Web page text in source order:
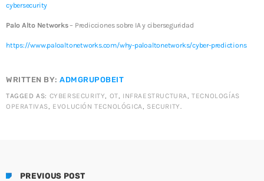
cybersecurity
Palo Alto Networks– Predicciones sobre IA y ciberseguridad
https://www.paloaltonetworks.com/why-paloaltonetworks/cyber-predictions
WRITTEN BY:ADMGRUPOBEIT
TAGGED AS: CYBERSECURITY OT INFRAESTRUCTURA ,TECNOLOGÍAS
OPERATIVAS
EVOLUCIÓN TECNOLÓGICA SECURITY
PREVIOUS POST